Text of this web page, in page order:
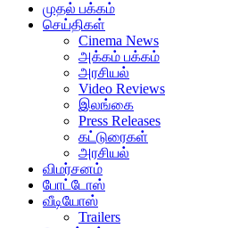
முதல் பக்கம்
செய்திகள்
Cinema News
அக்கம் பக்கம்
அரசியல்
Video Reviews
இலங்கை
Press Releases
கட்டுரைகள்
அரசியல்
விமர்சனம்
போட்டோஸ்
வீடியோஸ்
Trailers